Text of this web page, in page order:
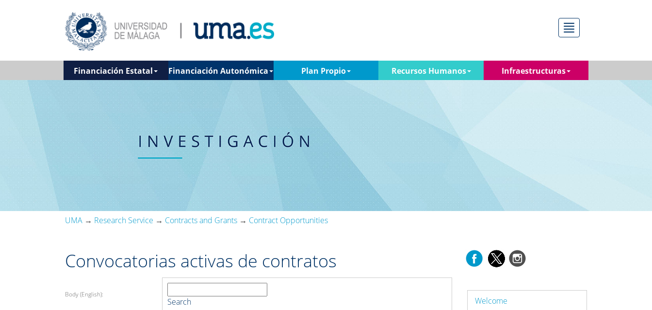
Menú
Financiación Estatal Financiación Autonómica Plan Propio Recursos Humanos Infraestructuras
UMA → Research Service → Contracts and Grants → Contract Opportunities
Convocatorias activas de contratos
Body (English):
Search
Welcome